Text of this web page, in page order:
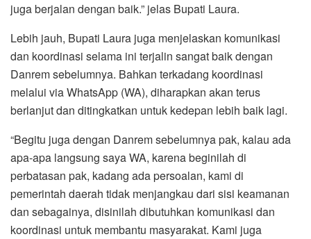
juga berjalan dengan baik.” jelas Bupati Laura.
Lebih jauh, Bupati Laura juga menjelaskan komunikasi
dan koordinasi selama ini terjalin sangat baik dengan
Danrem sebelumnya. Bahkan terkadang koordinasi
melalui via WhatsApp (WA), diharapkan akan terus
berlanjut dan ditingkatkan untuk kedepan lebih baik lagi.
“Begitu juga dengan Danrem sebelumnya pak, kalau ada
apa-apa langsung saya WA, karena beginilah di
perbatasan pak, kadang ada persoalan, kami di
pemerintah daerah tidak menjangkau dari sisi keamanan
dan sebagainya, disinilah dibutuhkan komunikasi dan
koordinasi untuk membantu masyarakat. Kami juga